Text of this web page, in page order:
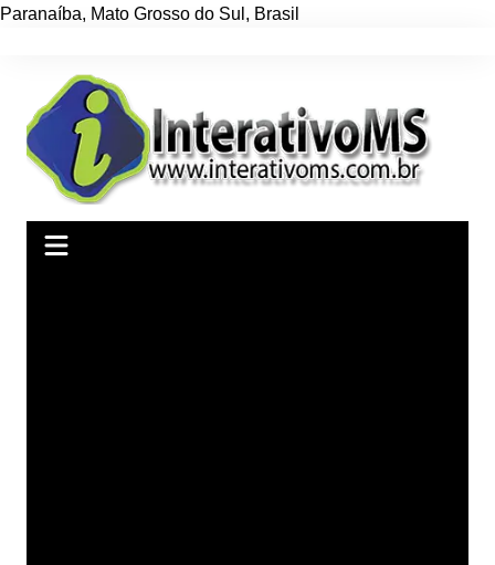
Paranaíba, Mato Grosso do Sul , Brasil
conteúdo